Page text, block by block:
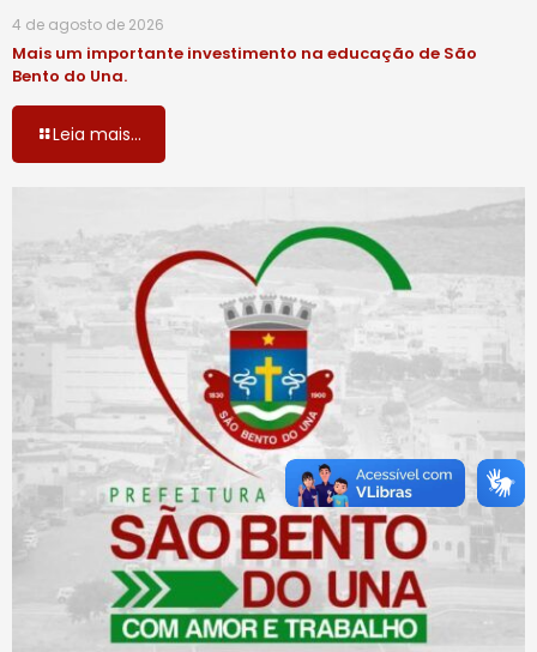
4 de agosto de 2026
Mais um importante investimento na educação de São
Bento do Una.
Leia mais...